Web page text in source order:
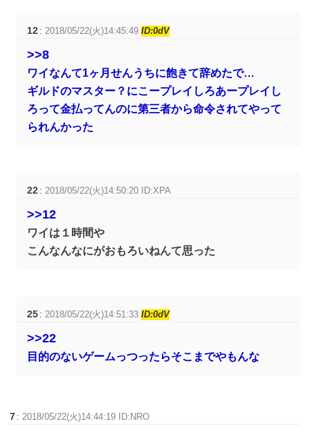
12 : 2018/05/22(火)14:45:49ID:0dV
>>8
ワイなんて1ヶ月せんうちに飽きて辞めたで…
ギルドのマスター？にこープレイしろあープレイし
ろって金払ってんのに第三者から命令されてやって
られんかった
22 : 2018/05/22(火)14:50:20 ID:XPA
>>12
ワイは１時間や
こんなんなにがおもろいねんて思った
25 : 2018/05/22(火)14:51:33ID:0dV
>>22
目的のないゲームっつったらそこまでやもんな
7 : 2018/05/22(火)14:44:19 ID:NRO